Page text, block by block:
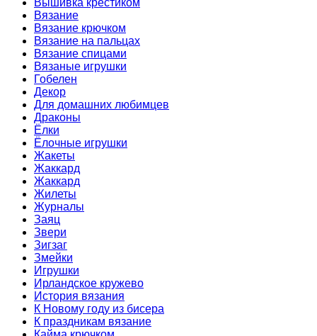
Вышивка крестиком
Вязание
Вязание крючком
Вязание на пальцах
Вязание спицами
Вязаные игрушки
Гобелен
Декор
Для домашних любимцев
Драконы
Ёлки
Ёлочные игрушки
Жакеты
Жаккард
Жаккард
Жилеты
Журналы
Заяц
Звери
Зигзаг
Змейки
Игрушки
Ирландское кружево
История вязания
К Новому году из бисера
К праздникам вязание